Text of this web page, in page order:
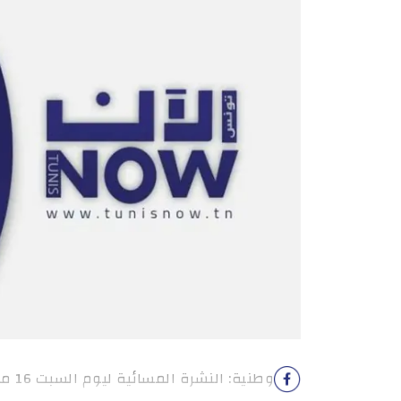
وطنية: النشرة المسائية ليوم السبت 16 ماي 2026